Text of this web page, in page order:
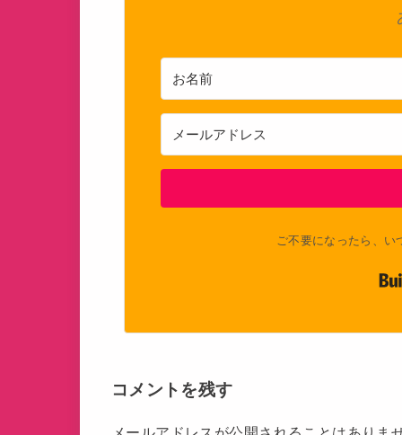
ご不要になったら、い
コメントを残す